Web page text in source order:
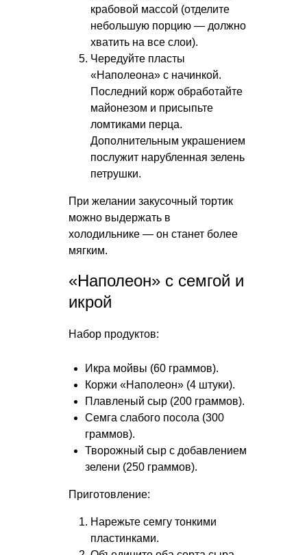
крабовой массой (отделите
небольшую порцию — должно
хватить на все слои).
Чередуйте пласты
«Наполеона» с начинкой.
Последний корж обработайте
майонезом и присыпьте
ломтиками перца.
Дополнительным украшением
послужит нарубленная зелень
петрушки.
При желании закусочный тортик
можно выдержать в
холодильнике — он станет более
мягким.
«Наполеон» с семгой и
икрой
Набор продуктов:
Икра мойвы (60 граммов).
Коржи «Наполеон» (4 штуки).
Плавленый сыр (200 граммов).
Семга слабого посола (300
граммов).
Творожный сыр с добавлением
зелени (250 граммов).
Приготовление:
Нарежьте семгу тонкими
пластинками.